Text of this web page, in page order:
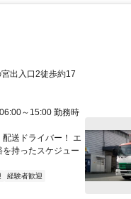
出入口2徒歩約17
～15:00 勤務時
送ドライバー！ エ
持ったスケジュー
経験者歓迎